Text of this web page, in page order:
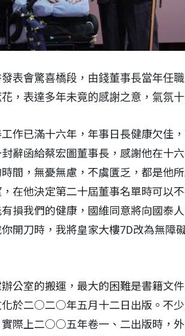
發表會驚喜橋段，由錢董事長當年任
，表達多年未竟的感謝之意，氣氛
作已滿十六年，年事日長健康欠佳
辭函給蔡宏圖董事長，感謝他在十
間，無憂無慮，不虞匱乏，都是他
在他決定第二十屆董事名單時可以
損我們的健康，國維同意將向國泰
開刀時，我將皇家大樓7D改為無障
公室的搬運，最大的困難是書籍文
於二○二○年五月十二日出版。不
際上二○○五年卷一、二出版時，